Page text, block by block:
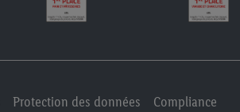
Protection des données Compliance